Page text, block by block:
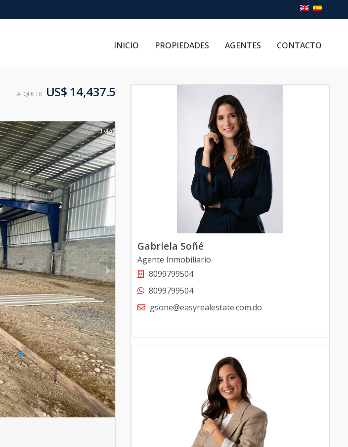
INICIO PROPIEDADES AGENTES CONTACTO
ALQUILER US$ 14,437.5
1 of 6
Gabriela Soñé
Agente Inmobiliario
8099799504
8099799504
gsone@easyrealestate.com.do